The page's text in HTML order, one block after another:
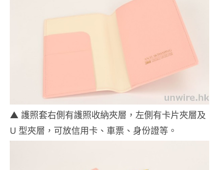
▲ 護照套右側有護照收納夾層，左側有卡片夾層及
U 型夾層，可放信用卡、車票、身份證等。